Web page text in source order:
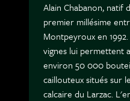
Alain Chabanon, natif
premier millésime
Montpeyroux en
vignes lui permettent
environ 50 000
caillouteux situés sur
calcaire du Larzac.